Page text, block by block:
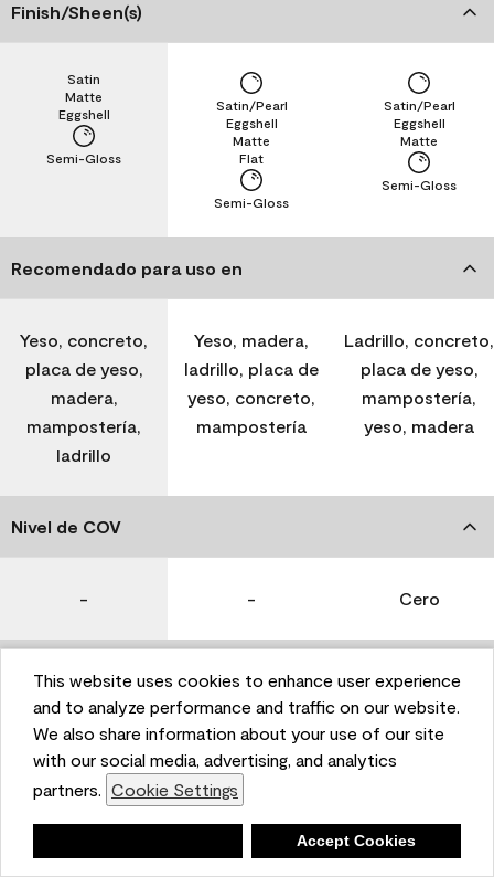
This website uses cookies to enhance user experience
and to analyze performance and traffic on our website.
We also share information about your use of our site
with our social media, advertising, and analytics
partners. Cookie Settings
Accept Cookies
Finish/Sheen(s)
Semi-Gloss
Eggshell
Matte
Satin
Semi-Gloss
Flat
Matte
Eggshell
Satin/Pearl
Semi-Gloss
Matte
Eggshell
Satin/Pearl
Recomendado para uso en
Yeso, concreto,
placa de yeso,
madera,
mampostería,
ladrillo
Yeso, madera,
ladrillo, placa de
yeso, concreto,
mampostería
Ladrillo, concreto,
placa de yeso,
mampostería,
yeso, madera
Nivel de COV
- - Cero
Coverage (Sq. Ft./Gal)
350-400 400-450 400-450